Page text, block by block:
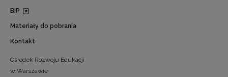
BIP
Materiały do pobrania
Kontakt
Ośrodek Rozwoju Edukacji
w Warszawie